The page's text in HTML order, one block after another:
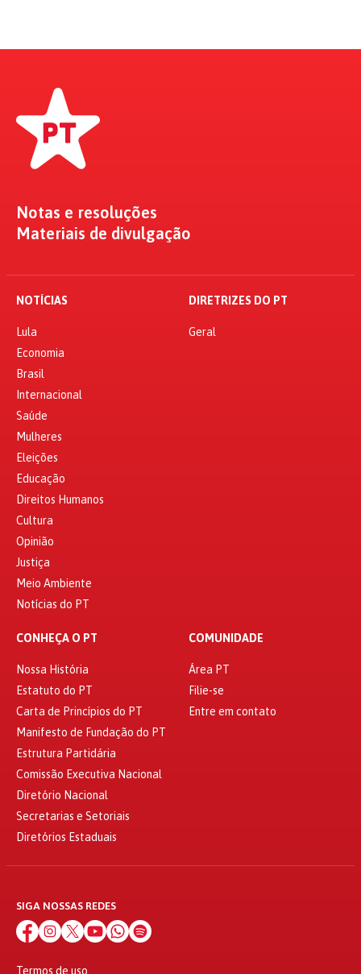
Notas e resoluções
Materiais de divulgação
NOTÍCIAS
Lula
Economia
Brasil
Internacional
Saúde
Mulheres
Eleições
Educação
Direitos Humanos
Cultura
Opinião
Justiça
Meio Ambiente
Notícias do PT
DIRETRIZES DO PT
Geral
CONHEÇA O PT
Nossa História
Estatuto do PT
Carta de Princípios do PT
Manifesto de Fundação do PT
Estrutura Partidária
Comissão Executiva Nacional
Diretório Nacional
Secretarias e Setoriais
Diretórios Estaduais
COMUNIDADE
Área PT
Filie-se
Entre em contato
SIGA NOSSAS REDES
Termos de uso